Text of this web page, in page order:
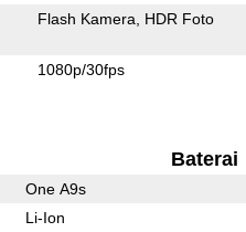
Flash Kamera HDR Foto
1080p/30fps
Baterai
One A9s
Li-Ion